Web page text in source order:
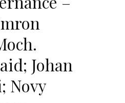
Johan
Novy